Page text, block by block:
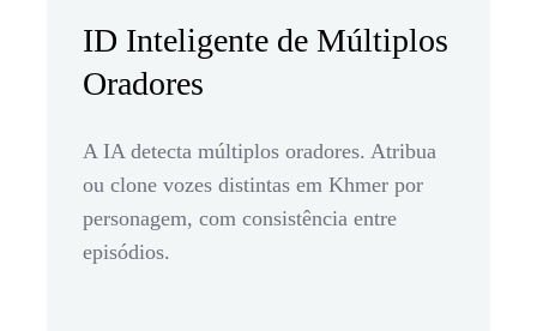
ID Inteligente de Múltiplos
Oradores
A IA detecta múltiplos oradores. Atribua
ou clone vozes distintas em Khmer por
personagem, com consistência entre
episódios.